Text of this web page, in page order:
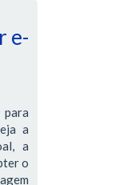
e-
para
a
a
o